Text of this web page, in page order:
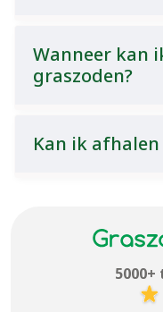
Wanneer kan
graszoden?
Kan ik afhalen